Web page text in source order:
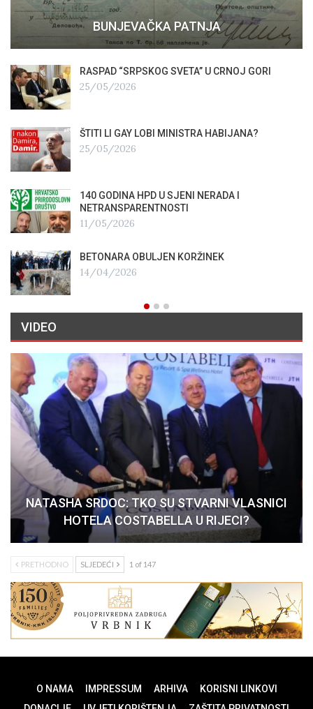
BUNJEVAČKA PATNJA
RASPAD “SRPSKOG SVETA” U CRNOJ GORI
25/05/2026
ŠTITI LI GAY LOBI MINISTRA HABIJANA?
25/05/2026
140 GODINA HPD U SJENI NERADA I
NETRANSPARENTNOSTI
11/05/2026
BETONARA OBULJEN KORŽINEK
14/04/2026
VIDEO
NATASHA SRDOC: TKO SU STVARNI VLASNICI
HOTELA COSTABELLA U RIJECI?
PRETHODNO SLJEDEĆI 1 of 147
O NAMA IMPRESSUM ARHIVA
KORISNI LINKOVI